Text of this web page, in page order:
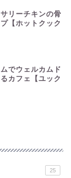
リーチキンの骨
【ホットクック
でウェルカムド
カフェ【ユック
25